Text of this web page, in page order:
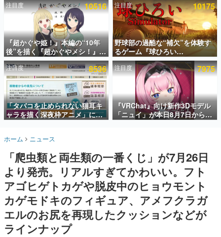
電ファミのいま読まれている記事ランキング
アプリセール情報
インタビュー
連載・特集一覧
殿堂入り記事
SNS拡散数が数千以上！ ページビュー数万以上！ などな
ど。多くの人々に読まれた、電ファミ渾身の“殿堂入り”記
事をまとめました。
名作ゲームクリエイターの方々に製作時のエピソードをお
きます。
赫本
この物語を解いてはいけない。『赫本』は、〈試験問題〉
の形をした短編ホラー小説集です。
新世代に訊く
これからのデジタルゲーム市場を担う若きクリエイター達
の姿を追い、彼らのルーツと情熱を探っていきます。
注目度 10516
『超かぐや姫！』本編の“10年
後”を描く『超かぐやメシ！』
Web連載決定。新たなWebマン
ガレーベル「ビビビコミック」
にて特別話が掲載スタート、あ
のお話には…まだ続きがある！
注目度 10175
野球部の過酷な“補欠”を体験す
るゲーム『球ひろい
Simulator』が「1件」のウィッ
シュリストをもとにチェコ語に
対応しSNSで話題に。『キング
ダム・カム』開発元やチェコの
プロ野球選手から称賛の声
注目度 8536
「タバコを止められない猫耳キ
ャラを描く深夜枠アニメ」に視
聴者の一部から批判意見。違法
て、BPOが議論を交わす
注目度 7975
『VRChat』向け新作3Dモデル
「ニュイ」が本日8月7日から
BOOTHにて発売。瞳に光る星
ホーム ニュース
「爬虫類と両生類の一番くじ」が7月26日
より発売。リアルすぎてかわいい。フト
アゴヒゲトカゲや脱皮中のヒョウモント
カゲモドキのフィギュア、アメフクラガ
エルのお尻を再現したクッションなどが
ラインナップ